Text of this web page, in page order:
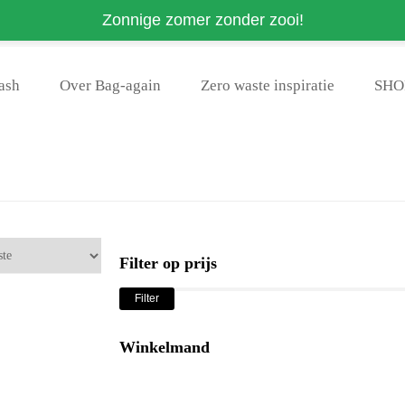
Shop - Voor 22 uur besteld, dezelfde dag plasticvrij verzonden *
Over Bag-again Zero waste inspiratie
Filter op prijs
Filter
Winkelmand
Zonnige zomer zonder zooi!